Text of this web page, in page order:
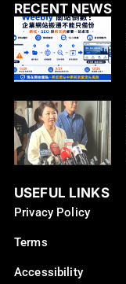
RECENT NEWS
USEFUL LINKS
Privacy Policy
Terms
Accessibility